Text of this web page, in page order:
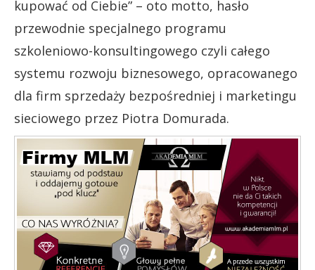
kupować od Ciebie” – oto motto, hasło
przewodnie specjalnego programu
szkoleniowo-konsultingowego czyli całego
systemu rozwoju biznesowego, opracowanego
dla firm sprzedaży bezpośredniej i marketingu
sieciowego przez Piotra Domurada.